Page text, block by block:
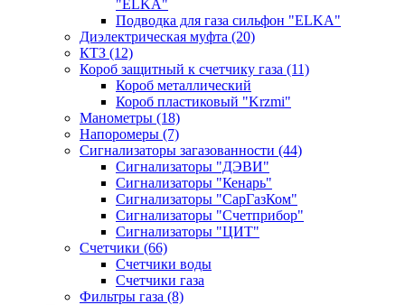
"ELKA"
Подводка для газа сильфон "ELKA"
Диэлектрическая муфта (20)
КТЗ (12)
Короб защитный к счетчику газа (11)
Короб металлический
Короб пластиковый "Krzmi"
Манометры (18)
Напоромеры (7)
Сигнализаторы загазованности (44)
Сигнализаторы "ДЭВИ"
Сигнализаторы "Кенарь"
Сигнализаторы "СарГазКом"
Сигнализаторы "Счетприбор"
Сигнализаторы "ЦИТ"
Счетчики (66)
Счетчики воды
Счетчики газа
Фильтры газа (8)